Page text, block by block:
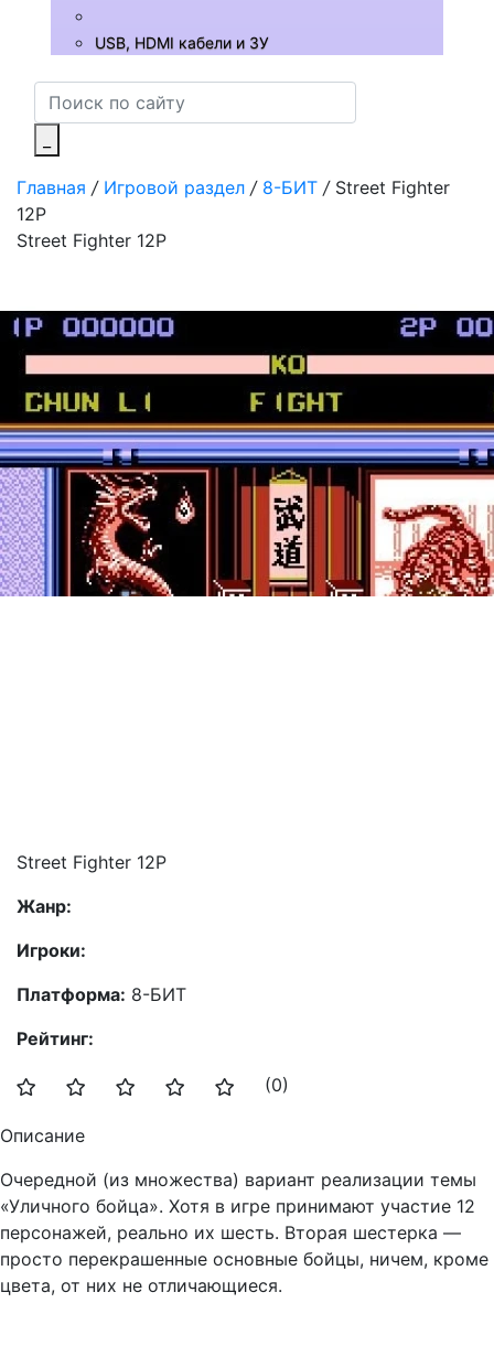
USB, HDMI кабели и ЗУ
Главная / Игровой раздел / 8-БИТ / Street Fighter
12P
Street Fighter 12P
Street Fighter 12P
Жанр:
Игроки:
Платформа: 8-БИТ
Рейтинг:
(0)
Описание
Очередной (из множества) вариант реализации темы
«Уличного бойца». Хотя в игре принимают участие 12
персонажей, реально их шесть. Вторая шестерка —
просто перекрашенные основные бойцы, ничем, кроме
цвета, от них не отличающиеся.